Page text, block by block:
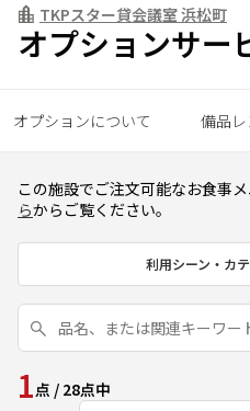
TKPスター貸会議室 浜松町
オプションサー
オプションについて 備品
この施設でご注文可能なお食事メ
らからご覧ください。
利用シーン・カ
1点 / 28点中